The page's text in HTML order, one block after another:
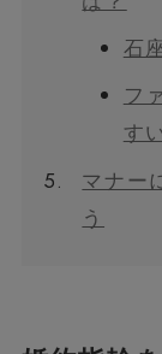
石
フ
す
5.
マナー
う